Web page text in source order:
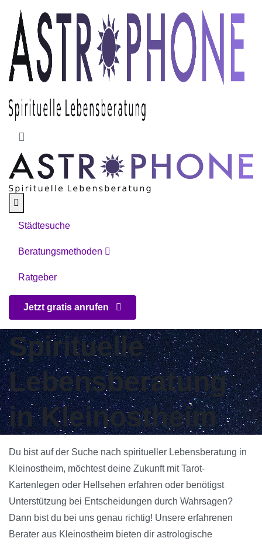
Skip to main content
Städtesuche
Beratungsmethoden
Ratgeber
Jetzt gratis anrufen
Spirituelle
Lebensberatung
in Kleinostheim
Du bist auf der Suche nach spiritueller Lebensberatung in
Kleinostheim, möchtest deine Zukunft mit Tarot-
Kartenlegen oder Hellsehen erfahren oder benötigst
Unterstützung bei Entscheidungen durch Wahrsagen?
Dann bist du bei uns genau richtig! Unsere erfahrenen
Berater aus Kleinostheim bieten dir astrologische